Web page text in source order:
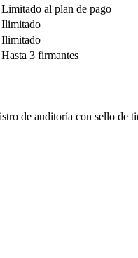
Limitado al plan de pago
Ilimitado
Ilimitado
Hasta 3 firmantes
de auditoría con sello de